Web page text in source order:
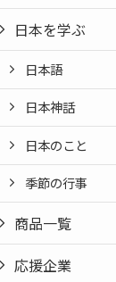
日本を学ぶ
日本語
日本神話
日本のこと
季節の行事
商品一覧
応援企業